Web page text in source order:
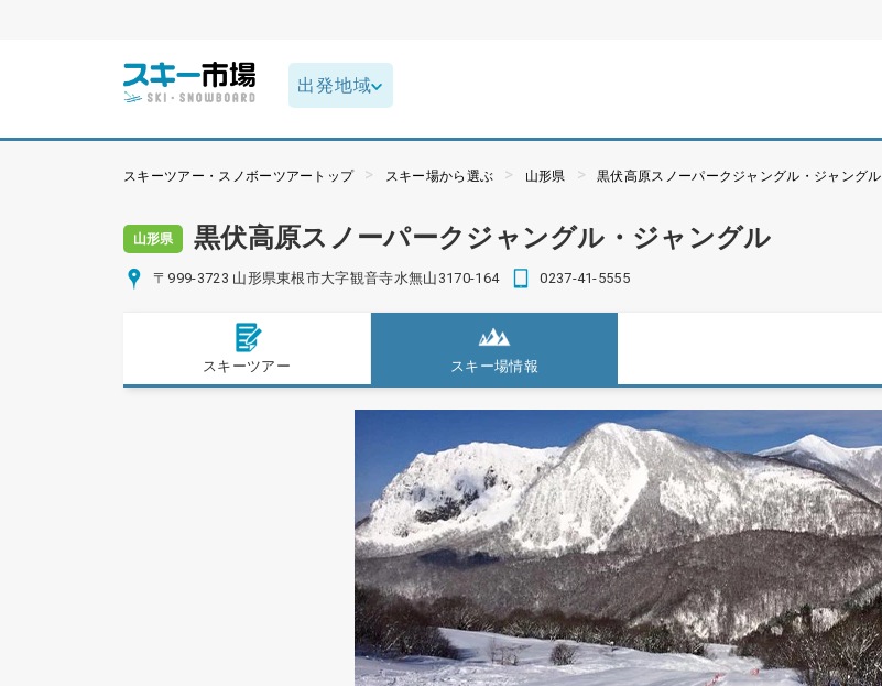
スキーツアー・スノボーツアートップ スキー場から選ぶ 山形県 黒伏高原スノーパークジャングル・ジャングル
山形県 黒伏高原スノーパークジャングル・ジャングル
〒999-3723 山形県東根市大字観音寺水無山3170-164 0237-41-5555
スキーツアー スキー場情報